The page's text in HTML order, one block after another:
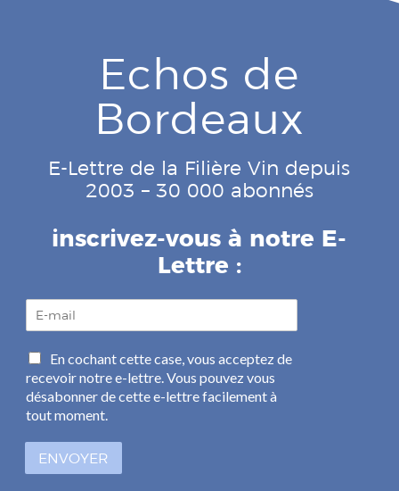
Echos de
Bordeaux
E-Lettre de la Filière Vin depuis
2003 – 30 000 abonnés
inscrivez-vous à notre E-
Lettre :
a
i
l
*
C
a
s
e
à
En cochant cette case, vous acceptez de
recevoir notre e-lettre. Vous pouvez vous
désabonner de cette e-lettre facilement à
tout moment.
ENVOYER